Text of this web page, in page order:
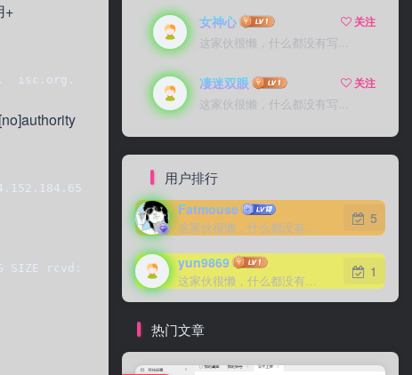
+
isc.org.    2351 IN  NS  ns-ext.isc.org.
ns-int.isc.org.   2351 IN  AAAA
SIZE rcvd: 173
女神心
关注
这家伙很懒，什么都没有写...
凄迷双眼
关注
这家伙很懒，什么都没有写...
用户排行
Fatmouse
这家伙很懒，什么都没有写...
5
yun9869
这家伙很懒，什么都没有写...
1
热门文章